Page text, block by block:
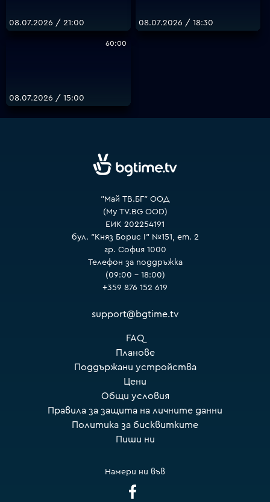
08.07.2026 / 21:00 08.07.2026 / 18:30
60:00
08.07.2026 / 15:00
"Май ТВ.БГ" ООД
(My TV.BG OOD)
ЕИК 202254191
бул. "Княз Борис I" №151, ет. 2
гр. София 1000
Телефон за поддръжка
(09:00 – 18:00)
+359 876 152 619
support@bgtime.tv
FAQ
Планове
Поддържани устройства
Цени
Общи условия
Правила за защита на личните данни
Политика за бисквитките
Пиши ни
Намери ни във